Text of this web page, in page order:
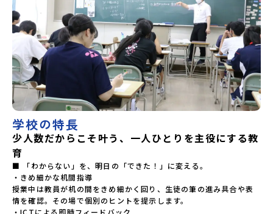
県立岩泉高等学校岩手県立種市高等学校宮城県中新田高等学
校秋田県立男鹿海洋高等学校秋田県立矢島高等学校秋田県立
角館高等学校秋田県立鹿角高等学校山形県立谷地高等学校山
形県立長井工業高等学校山形県立新庄神室産業高等学校金山
校山形県立高畠高等学校山形県立小国高等学校福島県立川俣
高等学校福島県立只見高等学校福島県立猪苗代高等学校福島
県立川口高等学校 関東 茨城県立大子清流高等学校 中
部 新潟県立村上高等学校新潟県立佐渡高等学校新潟県立佐
渡総合高等学校新潟県立羽茂高等学校新潟県立加茂農林高等
学校新潟県立国際情報高等学校石川県立能登高等学校福井県
立若狭高等学校長野県木曽青峰高等学校長野県白馬高等学校
富山県立氷見高等学校静岡県立伊豆総合高等学校土肥分校静
岡県立浜松湖北高等学校佐久間分校 近畿 五條市立西吉野
農業高等学校和歌山県立串本古座高等学校 中国・四国 島
高等学校島根県立隠岐島前高等学校岡山県立勝山高等学校
蒜山校地広島県立加計高等学校芸北分校広島県立大崎海星高
等学校愛媛県立南宇和高等学校愛媛県立宇和島南高等学校(宇
和島水産・宇南中等)愛媛県立野村高等学校愛媛県立弓削高等
学校愛媛県立上浮穴高等学校愛媛県立今治工業高等学校高知
学校の特長
少人数だからこそ叶う、一人ひとりを主役にする教
育
■ 「わからない」を、明日の「できた！」に変える。
・きめ細かな机間指導
授業中は教員が机の間をきめ細かく回り、生徒の筆の進み具合や表
情を確認。その場で個別のヒントを提示します。
・ICTによる即時フィードバック